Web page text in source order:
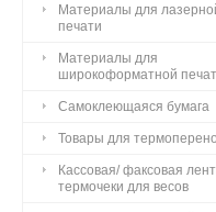
Материалы для
печати
Материалы для
широкоформатной
Самоклеющаяся бумага
Товары для
Кассовая/ факсовая
термочеки для весов